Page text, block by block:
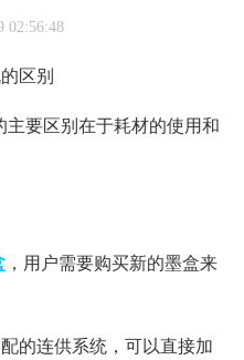
02:56:48
要区别在于耗材的使用和
，用户需要购买新的墨盒来
的连供系统，可以直接加